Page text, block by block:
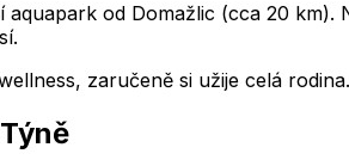
aquapark od Domažlic (cca 20
zaručeně si užije celá rodina.